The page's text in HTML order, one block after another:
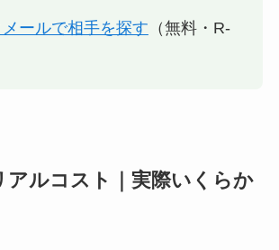
ールで相手を探す （無料・R-
アルコスト｜実際いくらか